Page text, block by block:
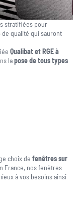
stratifiées pour
de qualité qui sauront
Qualibat et RGE à
lapose de tous types
choix de fenêtres sur
France, nos fenêtres
à vos besoins ainsi